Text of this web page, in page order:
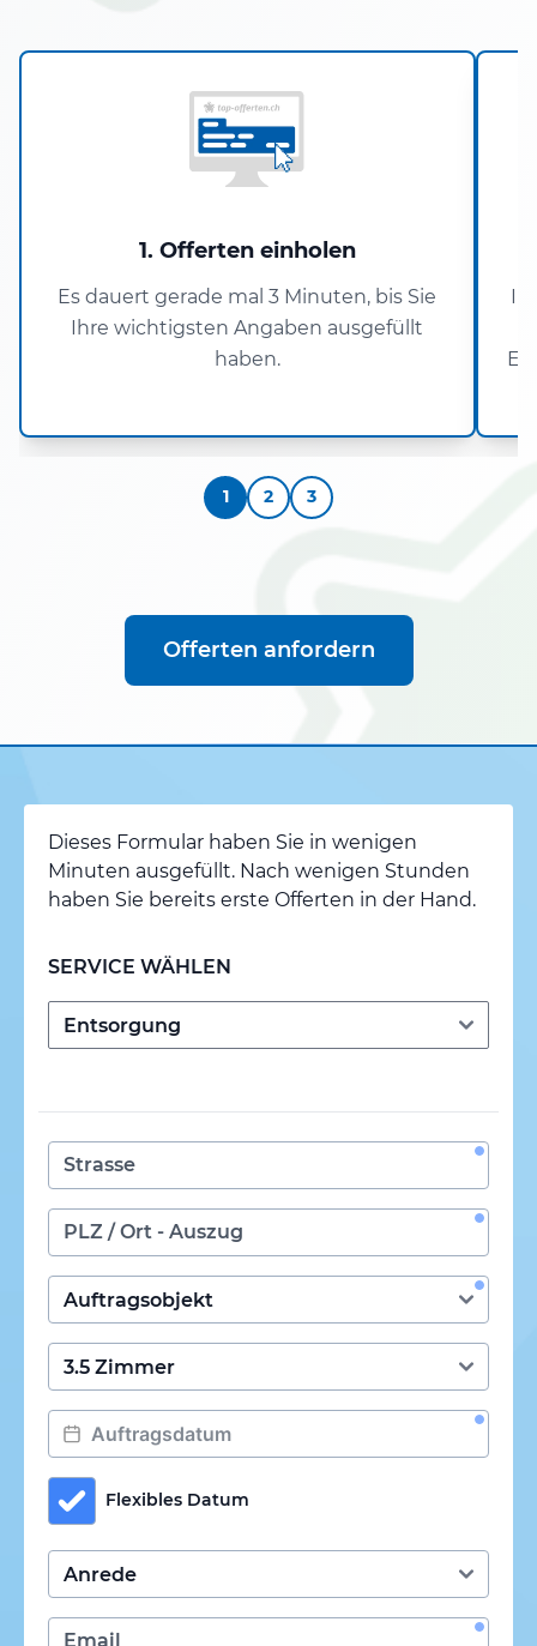
1. Offerten einholen
Es dauert gerade mal 3 Minuten, bis Sie
Ihre wichtigsten Angaben ausgefüllt
haben.
1 2 3
Offerten anfordern
Dieses Formular haben Sie in wenigen
Minuten ausgefüllt. Nach wenigen Stunden
haben Sie bereits erste Offerten in der Hand.
SERVICE WÄHLEN
Flexibles Datum